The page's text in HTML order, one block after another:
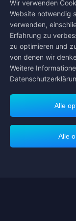
Wir verwenden
Website notwendig
verwenden,
Erfahrung zu
zu optimieren und
von denen wir
Weitere
Alle
Alle
Folge uns auf
Midasbuy unterstützt